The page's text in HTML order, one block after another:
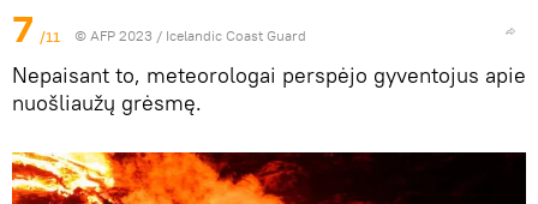
7 /11 © AFP 2023 / Icelandic Coast Guard
Nepaisant to, meteorologai perspėjo gyventojus apie
nuošliaužų grėsmę.